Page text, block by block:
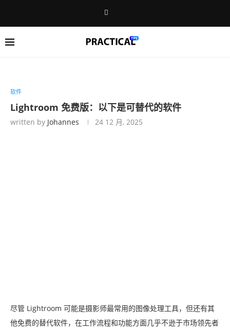
软件
Lightroom 免费版：以下是可替代的软件
written by Johannes 24 12 月, 2025
尽管 Lightroom 可能是摄影师最常用的图像处理工具，但还有其
他免费的替代软件，在工作流程和功能方面几乎不逊于市场领先者